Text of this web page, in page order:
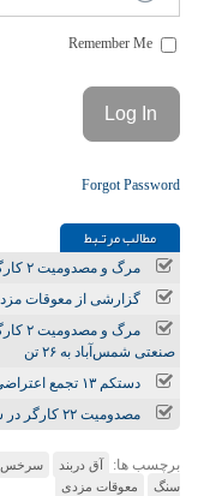
Forgot Password
مطالب مرتـبط
مرگ و مصدومیت ۲ کارگر در سایه فقدان ایمنی کار
گزارشی از معوقات
مرگ
صنعتی شمس‌آباد به ۲۶ تن
دستکم ۱۳ تجمع اعتراضی برگزار شد
مصدومیت ۲۲ کارگر در سایه فقدان ایمنی کار
برچسب ها: آق دربند سرخس
سنگ
معوقات مزدی